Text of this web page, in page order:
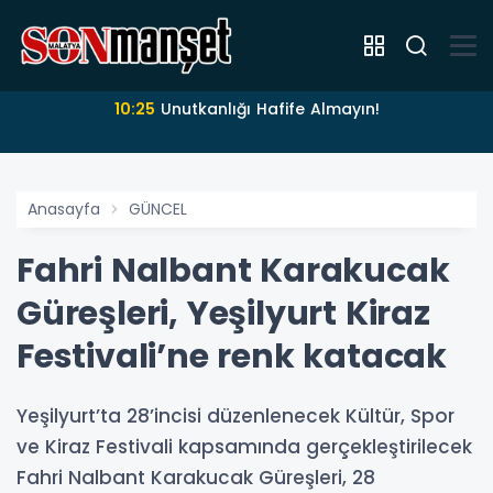
10:25 Unutkanlığı Hafife Almayın!
Anasayfa GÜNCEL
Fahri Nalbant Karakucak
Güreşleri, Yeşilyurt Kiraz
Festivali’ne renk katacak
Yeşilyurt’ta 28’incisi düzenlenecek Kültür, Spor
ve Kiraz Festivali kapsamında gerçekleştirilecek
Fahri Nalbant Karakucak Güreşleri, 28